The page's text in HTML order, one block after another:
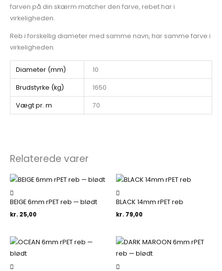
farven på din skærm matcher den farve, rebet har i
virkeligheden.
Reb i forskellig diameter med samme navn, har samme farve i
virkeligheden.
Diameter (mm) 10
Brudstyrke (kg) 1650
Vægt pr. m 70
Relaterede varer
BEIGE 6mm rPET reb — blødt
kr. 25,00
BLACK 14mm rPET reb
kr. 79,00